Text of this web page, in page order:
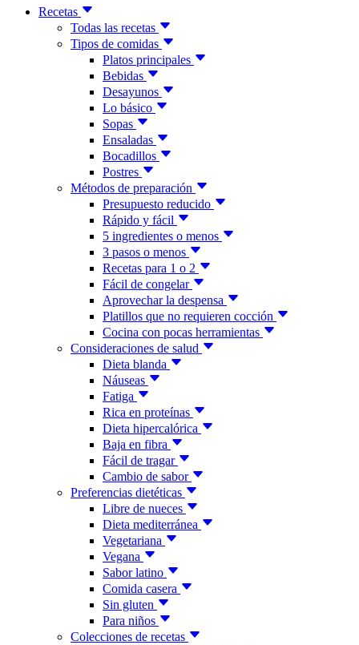
Recetas
Todas las recetas
Tipos de comidas
Platos principales
Bebidas
Desayunos
Lo básico
Sopas
Ensaladas
Bocadillos
Postres
Métodos de preparación
Presupuesto reducido
Rápido y fácil
5 ingredientes o menos
3 pasos o menos
Recetas para 1 o 2
Fácil de congelar
Aprovechar la despensa
Platillos que no requieren cocción
Cocina con pocas herramientas
Consideraciones de salud
Dieta blanda
Náuseas
Fatiga
Rica en proteínas
Dieta hipercalórica
Baja en fibra
Fácil de tragar
Cambio de sabor
Preferencias dietéticas
Libre de nueces
Dieta mediterránea
Vegetariana
Vegana
Sabor latino
Comida casera
Sin gluten
Para niños
Colecciones de recetas